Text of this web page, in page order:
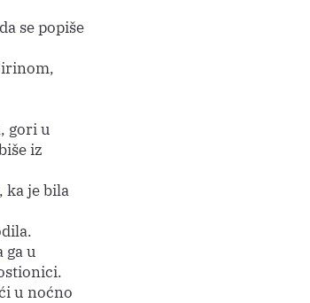
se popiše
gori u
iz
ka je bila
ga u
u noćno